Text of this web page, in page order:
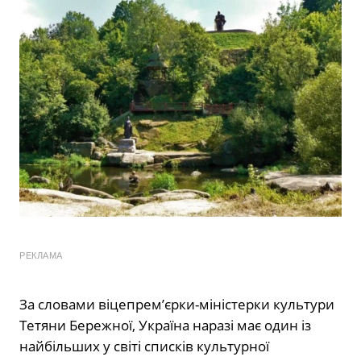
РЕКЛАМА
За словами віцепрем’єрки-міністерки культури
Тетяни Бережної, Україна наразі має один із
найбільших у світі списків культурної